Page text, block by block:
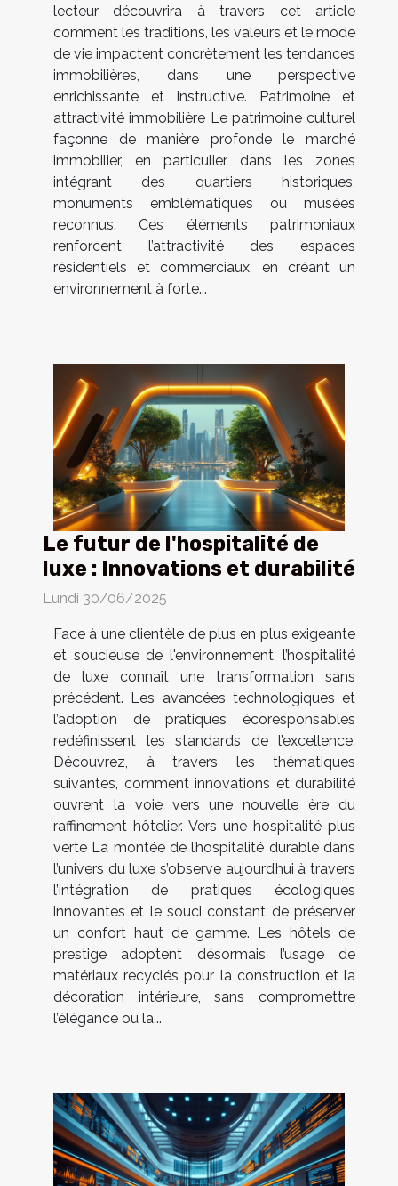
lecteur découvrira à travers cet article
comment les traditions, les valeurs et le mode
de vie impactent concrètement les tendances
immobilières, dans une perspective
enrichissante et instructive. Patrimoine et
attractivité immobilière Le patrimoine culturel
façonne de manière profonde le marché
immobilier, en particulier dans les zones
intégrant des quartiers historiques,
monuments emblématiques ou musées
reconnus. Ces éléments patrimoniaux
renforcent l’attractivité des espaces
résidentiels et commerciaux, en créant un
environnement à forte...
Le futur de l'hospitalité de
luxe : Innovations et durabilité
Lundi 30/06/2025
Face à une clientèle de plus en plus exigeante
et soucieuse de l'environnement, l’hospitalité
de luxe connaît une transformation sans
précédent. Les avancées technologiques et
l’adoption de pratiques écoresponsables
redéfinissent les standards de l’excellence.
Découvrez, à travers les thématiques
suivantes, comment innovations et durabilité
ouvrent la voie vers une nouvelle ère du
raffinement hôtelier. Vers une hospitalité plus
verte La montée de l’hospitalité durable dans
l’univers du luxe s’observe aujourd’hui à travers
l’intégration de pratiques écologiques
innovantes et le souci constant de préserver
un confort haut de gamme. Les hôtels de
prestige adoptent désormais l’usage de
matériaux recyclés pour la construction et la
décoration intérieure, sans compromettre
l’élégance ou la...